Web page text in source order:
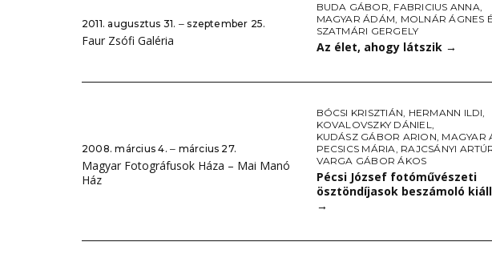
2011. augusztus 31. ‒ szeptember 25.
Faur Zsófi Galéria
BUDA GÁBOR, FABRICIUS ANNA,
MAGYAR ÁDÁM, MOLNÁR ÁGNES
SZATMÁRI GERGELY
Az élet, ahogy látszik →
2008. március 4. ‒ március 27.
Magyar Fotográfusok Háza – Mai Manó
Ház
BÓCSI KRISZTIÁN, HERMANN ILDI,
KOVALOVSZKY DÁNIEL,
KUDÁSZ GÁBOR ARION, MAGYAR
PECSICS MÁRIA, RAJCSÁNYI
VARGA GÁBOR ÁKOS
Pécsi József fotóművészeti
ösztöndíjasok beszámoló
→